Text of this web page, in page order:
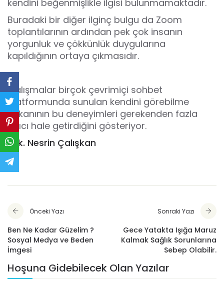
kendini beğenmişlikle ilgisi bulunmamaktadır.
Buradaki bir diğer ilginç bulgu da Zoom
toplantılarının ardından pek çok insanın
yorgunluk ve çökkünlük duygularına
kapıldığının ortaya çıkmasıdır.
Çalışmalar birçok çevrimiçi sohbet
platformunda sunulan kendini görebilme
imkanının bu deneyimleri gerekenden fazla
sıkıcı hale getirdiğini gösteriyor.
Psk. Nesrin Çalışkan
Önceki Yazı
Ben Ne Kadar Güzelim ?
Sosyal Medya ve Beden
İmgesi
Sonraki Yazı
Gece Yatakta Işığa Maruz
Kalmak Sağlık Sorunlarına
Sebep Olabilir.
Hoşuna Gidebilecek Olan Yazılar